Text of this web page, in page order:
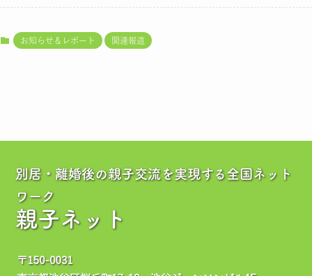
お知らせ＆レポート 関連報道
別居・離婚後の親子交流を実現する全国ネット
ワーク
親子ネット